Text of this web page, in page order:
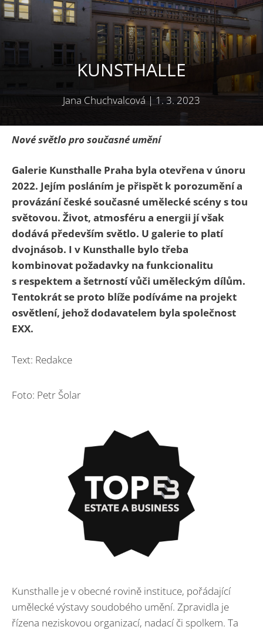
KUNSTHALLE
Jana Chuchvalcová| 1. 3. 2023
Nové světlo pro současné umění
Galerie Kunsthalle Praha byla otevřena v únoru
2022. Jejím posláním je přispět k porozumění a
provázání české současné umělecké scény s tou
světovou. Život, atmosféru a energii jí však
dodává především světlo. U galerie to platí
dvojnásob. I v Kunsthalle bylo třeba
kombinovat požadavky na funkcionalitu
s respektem a šetrností vůči uměleckým dílům.
Tentokrát se proto blíže podíváme na projekt
osvětlení, jehož dodavatelem byla společnost
EXX.
Text: Redakce
Foto: Petr Šolar
Kunsthalle je v obecné rovině instituce, pořádající
umělecké výstavy soudobého umění. Zpravidla je
řízena neziskovou organizací, nadací či spolkem. Ta